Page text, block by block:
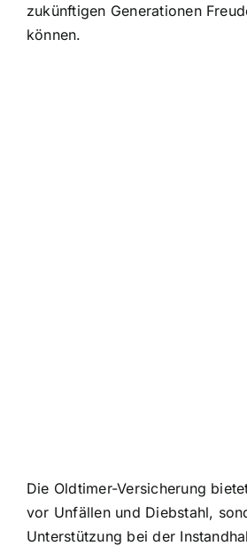
zukünftigen Generationen
können.
Die Oldtimer-Versicherung
vor Unfällen und Diebstahl,
Unterstützung bei der